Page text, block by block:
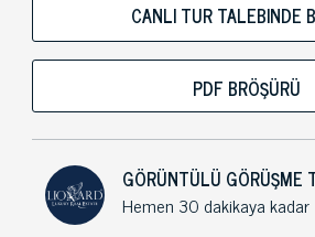
CANLI TUR TALEBINDE
PDF BRÖŞÜRÜ
GÖRÜNTÜLÜ GÖRÜŞME
Hemen 30 dakikaya kadar